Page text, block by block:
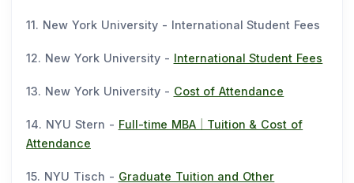
11. New York University - International Student Fees
12. New York University - International Student Fees
13. New York University - Cost of Attendance
14. NYU Stern - Full-time MBA｜Tuition & Cost of
Attendance
15. NYU Tisch - Graduate Tuition and Other